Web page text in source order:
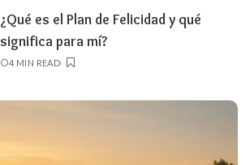
¿Qué es el Plan de Felicidad y qué
significa para mí?
4 MIN READ